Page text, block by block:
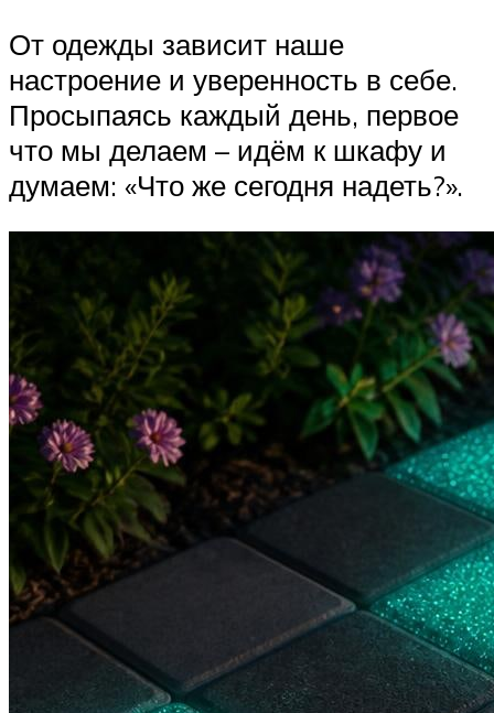
От одежды зависит наше
настроение и уверенность в себе.
Просыпаясь каждый день, первое
что мы делаем – идём к шкафу и
думаем: «Что же сегодня надеть?».